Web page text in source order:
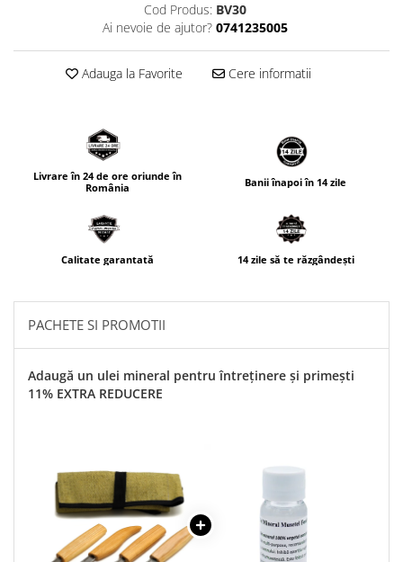
Cod Produs: BV30
Ai nevoie de ajutor? 0741235005
Adauga la Favorite Cere informatii
Livrare în 24 de ore oriunde în
România
Banii înapoi în 14 zile
Calitate garantată 14 zile să te răzgândești
PACHETE SI PROMOTII
Adaugă un ulei mineral pentru întreținere și primești
11% EXTRA REDUCERE